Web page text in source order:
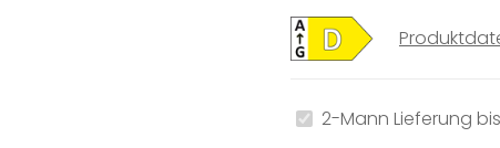
2-Mann Lieferung